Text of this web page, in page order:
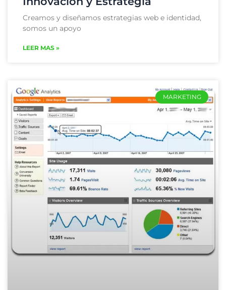
Creamos y diseñamos estrategias web e identidad,
somos un apoyo
LEER MAS »
MARKETING